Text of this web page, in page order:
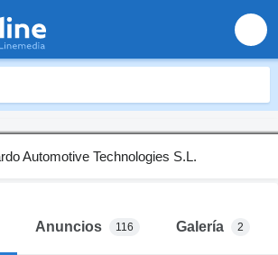
Anuncios 116 Galería 2